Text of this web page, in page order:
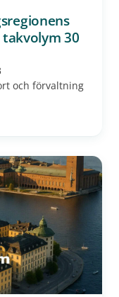
30
och förvaltning